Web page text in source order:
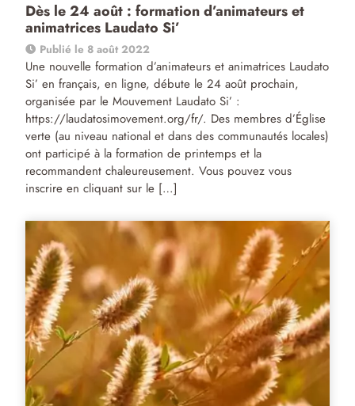
Dès le 24 août : formation d’animateurs et
animatrices Laudato Si’
Publié le 8 août 2022
Une nouvelle formation d’animateurs et animatrices Laudato
Si’ en français, en ligne, débute le 24 août prochain,
organisée par le Mouvement Laudato Si’ :
https://laudatosimovement.org/fr/. Des membres d’Église
verte (au niveau national et dans des communautés locales)
ont participé à la formation de printemps et la
recommandent chaleureusement. Vous pouvez vous
inscrire en cliquant sur le […]